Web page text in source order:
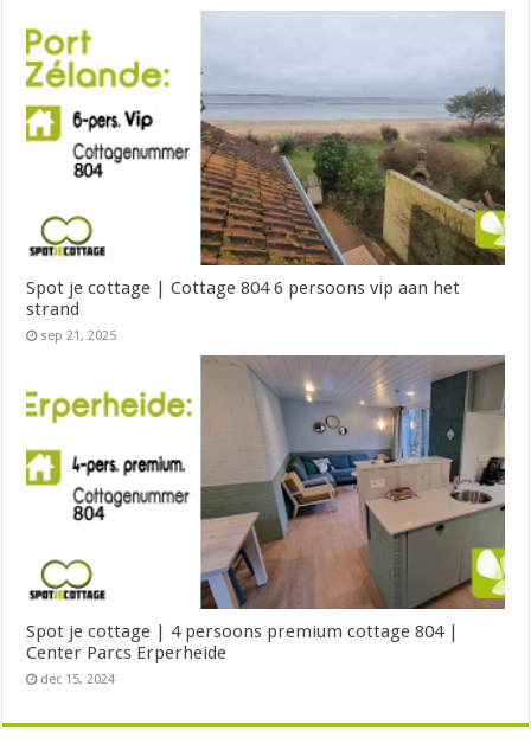
Spot je cottage | Cottage 804 6 persoons vip aan het
strand
sep 21, 2025
Spot je cottage | 4 persoons premium cottage 804 |
Center Parcs Erperheide
dec 15, 2024